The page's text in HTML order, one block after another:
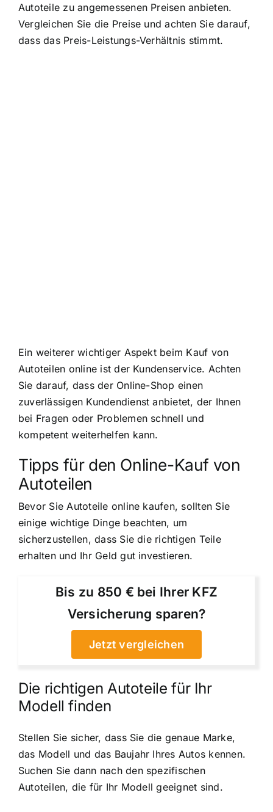
Autoteile zu angemessenen Preisen anbieten.
Vergleichen Sie die Preise und achten Sie darauf,
dass das Preis-Leistungs-Verhältnis stimmt.
Ein weiterer wichtiger Aspekt beim Kauf von
Autoteilen online ist der Kundenservice. Achten
Sie darauf, dass der Online-Shop einen
zuverlässigen Kundendienst anbietet, der Ihnen
bei Fragen oder Problemen schnell und
kompetent weiterhelfen kann.
Tipps für den Online-Kauf von
Autoteilen
Bevor Sie Autoteile online kaufen, sollten Sie
einige wichtige Dinge beachten, um
sicherzustellen, dass Sie die richtigen Teile
erhalten und Ihr Geld gut investieren.
Bis zu 850 € bei Ihrer KFZ
Versicherung sparen?
Jetzt vergleichen
Die richtigen Autoteile für Ihr
Modell finden
Stellen Sie sicher, dass Sie die genaue Marke,
das Modell und das Baujahr Ihres Autos kennen.
Suchen Sie dann nach den spezifischen
Autoteilen, die für Ihr Modell geeignet sind.